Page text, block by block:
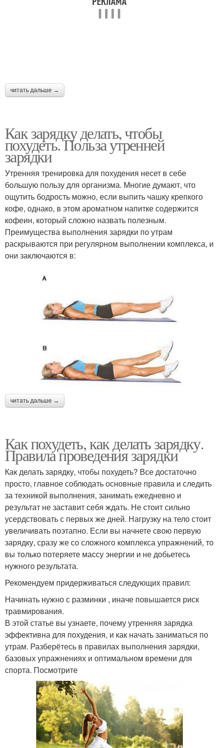
читать дальше →
Как зарядку делать, чтобы
похудеть. Польза утренней
зарядки
Утренняя тренировка для похудения несет в себе
большую пользу для организма. Многие думают, что
ощутить бодрость можно, если выпить чашку крепкого
кофе, однако, в этом ароматном напитке содержится
кофеин, который сложно назвать полезным.
Преимущества выполнения зарядки по утрам
раскрываются при регулярном выполнении комплекса, и
они заключаются в:
читать дальше →
Как похудеть, как делать зарядку.
Правила проведения зарядки
Как делать зарядку, чтобы похудеть? Все достаточно
просто, главное соблюдать основные правила и следить
за техникой выполнения, занимать ежедневно и
результат не заставит себя ждать. Не стоит сильно
усердствовать с первых же дней. Нагрузку на тело стоит
увеличивать поэтапно. Если вы начнете свою первую
зарядку, сразу же со сложного комплекса упражнений, то
вы только потеряете массу энергии и не добьетесь
нужного результата.
Рекомендуем придерживаться следующих правил:
Начинать нужно с разминки , иначе повышается риск
травмирования.
В этой статье вы узнаете, почему утренняя зарядка
эффективна для похудения, и как начать заниматься по
утрам. Разберётесь в правилах выполнения зарядки,
базовых упражнениях и оптимальном времени для
спорта. Посмотрите